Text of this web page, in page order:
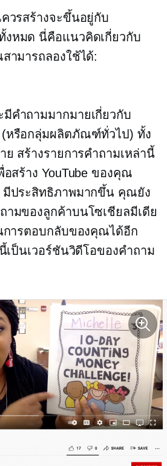
วรสร้างจะขึ้นอยู่กับ
หมด นี่คือแนวคิดเกี่ยวกับ
ามารถลองใช้ได้:
คำถามมากมายเกี่ยวกับ
รือกลุ่มผลิตภัณฑ์ทั่วไป) ทั้ง
สร้างรายการคำถามเหล่านี้
สร้าง YouTube ของคุณ
มีประสิทธิภาพมากขึ้น คุณยัง
ามของลูกค้าบนโซเชียลมีเดีย
การตอบกลับของคุณได้อีก
เป็นเวอร์ชันวิดีโอของคำถาม